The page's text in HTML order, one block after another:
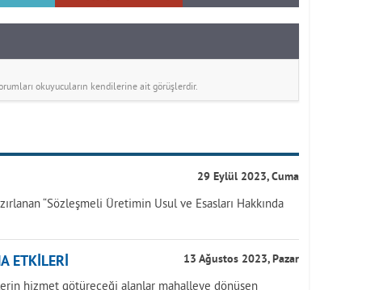
okuyucuların kendilerine ait görüşlerdir.
29 Eylül 2023, Cuma
“Sözleşmeli Üretimin Usul ve Esasları Hakkında
ETKİLERİ 13 Ağustos 2023, Pazar
hizmet götüreceği alanlar mahalleye dönüşen